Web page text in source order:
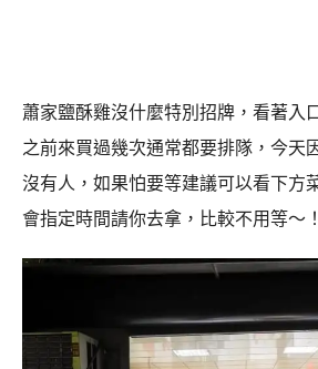
蕭家鹽酥雞沒什麼特別招牌，看著入
之前來買過幾次通常都要排隊，今天
沒有人，如果怕要等建議可以看下方
會指定時間請你去拿，比較不用等～！